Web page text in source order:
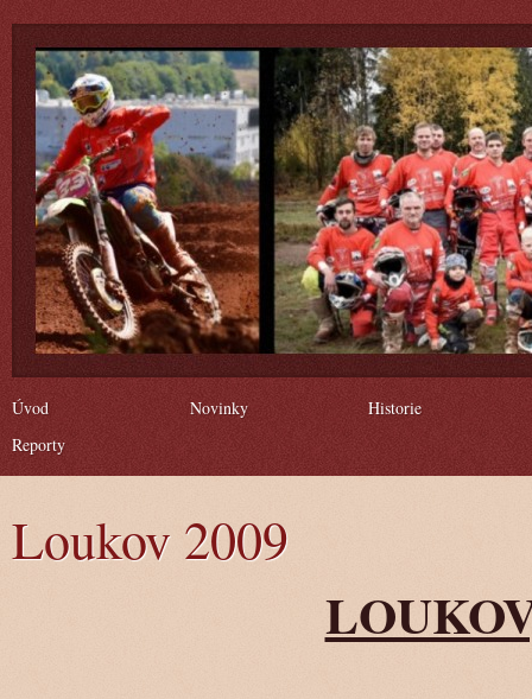
Úvod Novinky
Historie
Reporty
Loukov 2009